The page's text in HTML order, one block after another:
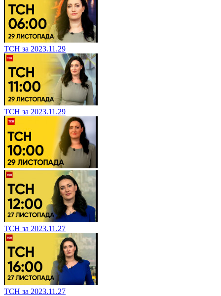
ТСН за 2023.11.29
ТСН за 2023.11.29
ТСН за 2023.11.27
ТСН за 2023.11.27